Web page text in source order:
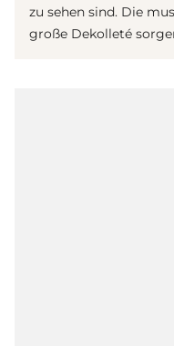
zu sehen sind. Die
große Dekolleté